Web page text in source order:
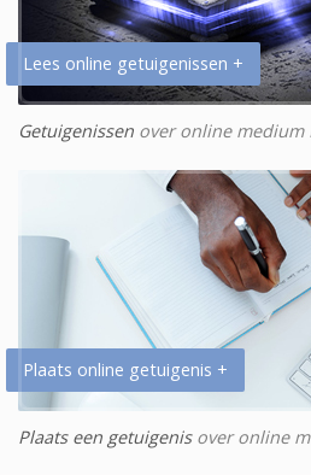
Lees online getuigenissen +
Getuigenissen over online medium
Plaats online getuigenis +
Plaats een getuigenisover online